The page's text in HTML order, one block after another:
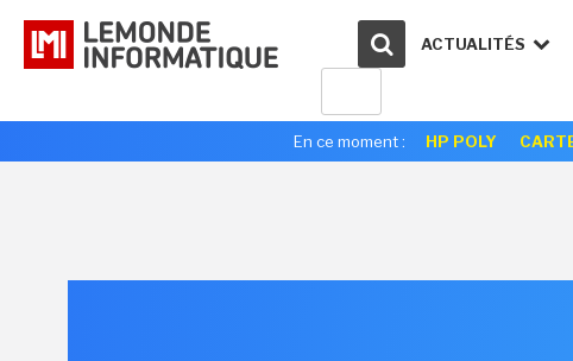
ACTUALITÉS
En ce moment : HP POLY